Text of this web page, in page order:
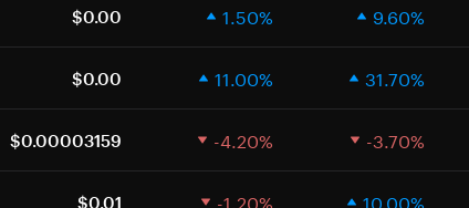
$0.00 1.50% 9.60%
$0.00 11.00% 31.70%
$0.00003159 -4.20% -3.70%
$0.01 -1.20% 10.00%